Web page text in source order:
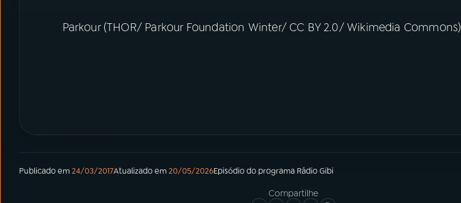
Parkour (THOR/ Parkour Foundation Winter/ CC BY 2.0/ Wikimedia Commons)
Publicado em24/03/2017Atualizado em20/05/2026Episódiodo programa Rádio Gibi
Compartilhe